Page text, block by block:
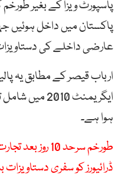
پاسپورٹ ویزا کے بغیر
پاکستان میں داخل ہوئیں
عارضی داخلے کی
ارباب قیصر کے مطابق یہ
ایگریمنٹ
ہوا ہے۔
طورخم سرحد 10
ڈرائیورز کو سفری